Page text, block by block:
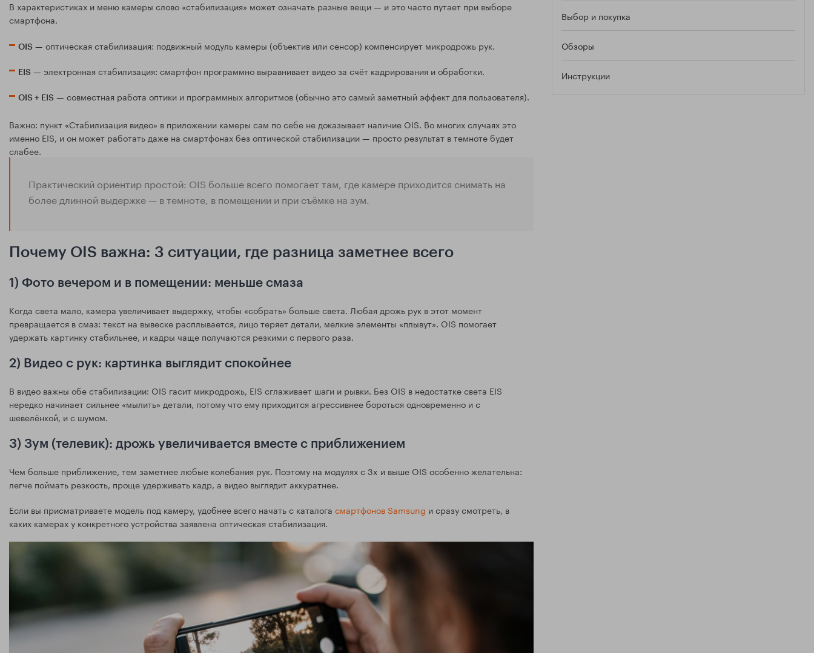
В характеристиках и меню камеры слово «стабилизация» может означать разные вещи — и это часто путает при выборе
смартфона.
OIS — оптическая стабилизация: подвижный модуль камеры (объектив или сенсор) компенсирует микродрожь рук.
EIS — электронная стабилизация: смартфон программно выравнивает видео за счёт кадрирования и обработки.
OIS + EIS — совместная работа оптики и программных алгоритмов (обычно это самый заметный эффект для пользователя).
Важно: пункт «Стабилизация видео» в приложении камеры сам по себе не доказывает наличие OIS. Во многих случаях это
именно EIS, и он может работать даже на смартфонах без оптической стабилизации — просто результат в темноте будет
слабее.
Практический ориентир простой: OIS больше всего помогает там, где камере приходится снимать на
более длинной выдержке — в темноте, в помещении и при съёмке на зум.
Почему OIS важна: 3 ситуации, где разница заметнее всего
1) Фото вечером и в помещении: меньше смаза
Когда света мало, камера увеличивает выдержку, чтобы «собрать» больше света. Любая дрожь рук в этот момент
превращается в смаз: текст на вывеске расплывается, лицо теряет детали, мелкие элементы «плывут». OIS помогает
удержать картинку стабильнее, и кадры чаще получаются резкими с первого раза.
2) Видео с рук: картинка выглядит спокойнее
В видео важны обе стабилизации: OIS гасит микродрожь, EIS сглаживает шаги и рывки. Без OIS в недостатке света EIS
нередко начинает сильнее «мылить» детали, потому что ему приходится агрессивнее бороться одновременно и с
шевелёнкой, и с шумом.
3) Зум (телевик): дрожь увеличивается вместе с приближением
Чем больше приближение, тем заметнее любые колебания рук. Поэтому на модулях с 3x и выше OIS особенно желательна:
легче поймать резкость, проще удерживать кадр, а видео выглядит аккуратнее.
Если вы присматриваете модель под камеру, удобнее всего начать с каталога смартфонов Samsung и сразу смотреть, в
каких камерах у конкретного устройства заявлена оптическая стабилизация.
Выбор и покупка
Обзоры
Инструкции